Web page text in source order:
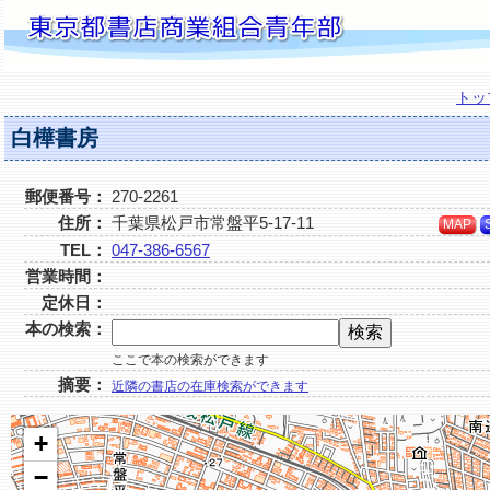
ト
白樺書房
郵便番号：
270-2261
住所： 千葉県松戸市常盤平5-17-11 MAP
TEL： 047-386-6567
営業時間：
定休日：
本の検索：
ここで本の検索ができます
摘要： 近隣の書店の在庫検索ができます
+
−